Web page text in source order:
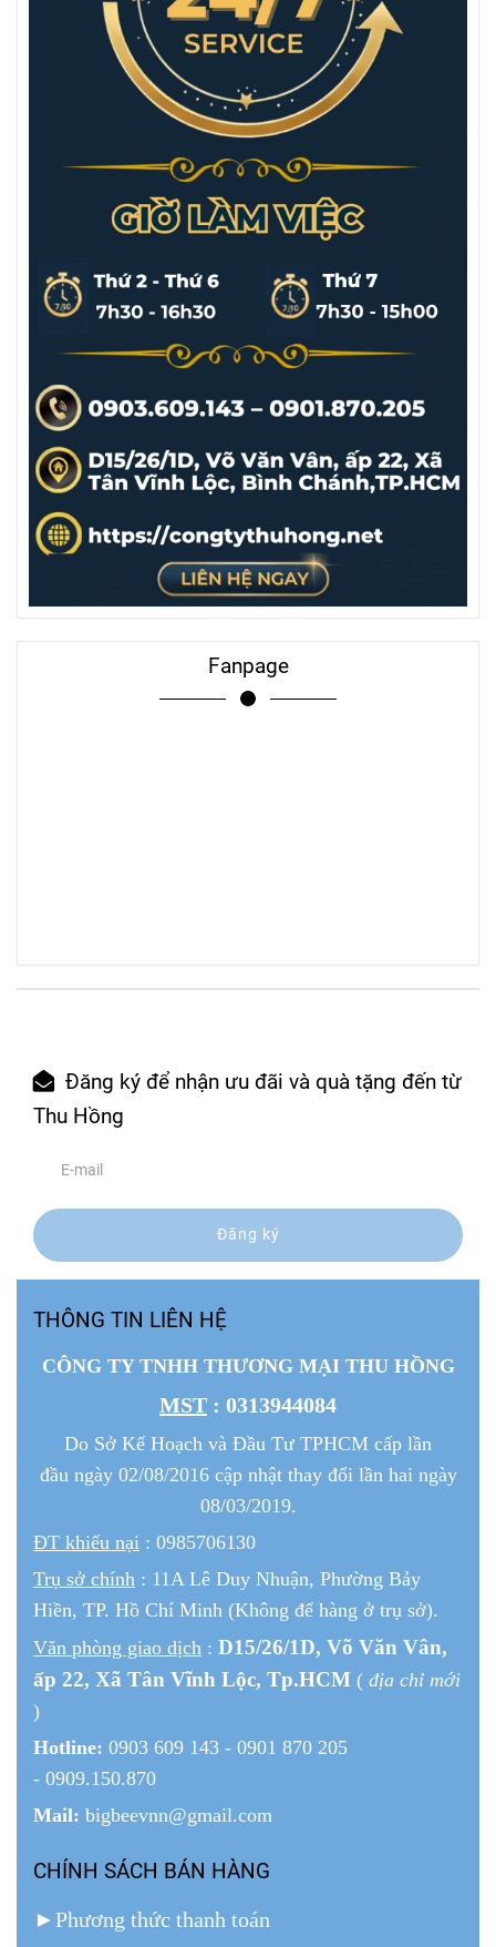
Fanpage
Đăng ký để nhận ưu đãi và quà tặng đến từ
Thu Hồng
Đăng ký
THÔNG TIN LIÊN HỆ
CÔNG TY TNHH THƯƠNG MẠI THU HỒNG
MST : 0313944084
Do Sở Kế Hoạch và Đầu Tư TPHCM cấp lần
đầu ngày 02/08/2016 cập nhật thay đổi lần hai ngày
08/03/2019.
ĐT khiếu nại : 0985706130
Trụ sở chính : 11A Lê Duy Nhuận, Phường Bảy
Hiền, TP. Hồ Chí Minh (Không để hàng ở trụ sở).
Văn phòng giao dịch : D15/26/1D, Võ Văn Vân,
ấp 22, Xã Tân Vĩnh Lộc, Tp.HCM ( địa chỉ mới
)
Hotline: 0903 609 143 - 0901 870 205
- 0909.150.870
Mail: bigbeevnn@gmail.com
CHÍNH SÁCH BÁN HÀNG
►Phương thức thanh toán